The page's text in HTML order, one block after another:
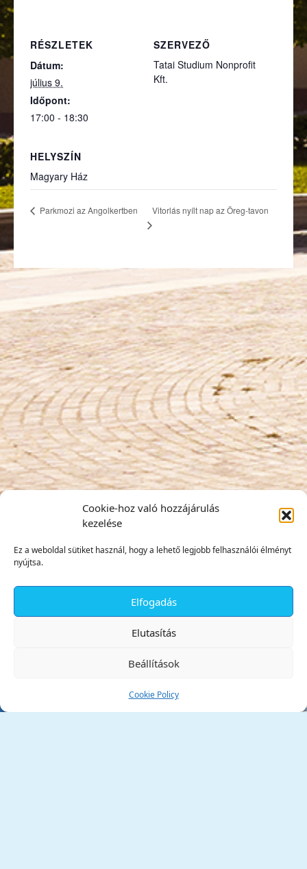
Cookie-hoz való hozzájárulás
kezelése
Ez a weboldal sütiket használ, hogy a lehető legjobb felhasználói élményt
nyújtsa.
Elfogadás
Elutasítás
Beállítások
Cookie Policy
RÉSZLETEK
Dátum:
július 9.
Időpont:
17:00 - 18:30
SZERVEZŐ
Tatai Studium Nonprofit
Kft.
HELYSZÍN
Magyary Ház
Parkmozi az Angolkertben Vitorlás nyílt nap az Öreg-tavon
Tata Város Önkormányzata
✕